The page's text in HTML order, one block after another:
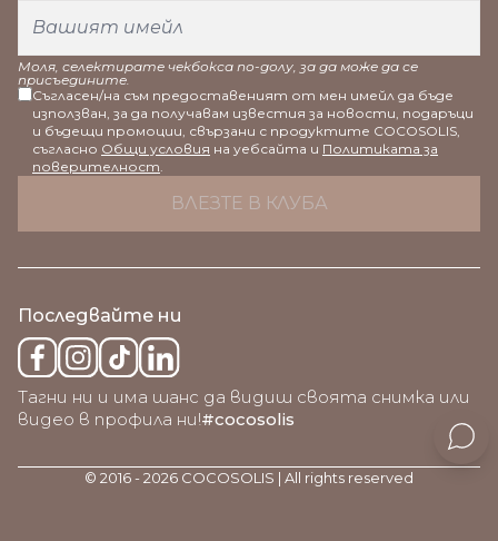
Моля, селектирате чекбокса по-долу, за да може да се
присъедините.
Съгласен/на съм предоставеният от мен имейл да бъде
използван, за да получавам известия за новости, подаръци
и бъдещи промоции, свързани с продуктите COCOSOLIS,
съгласно Общи условия на уебсайта и Политиката за
поверителност.
Последвайте ни
Тагни ни и има шанс да видиш своята снимка или
видео в профила ни!#cocosolis
© 2016 - 2026 COCOSOLIS | All rights reserved